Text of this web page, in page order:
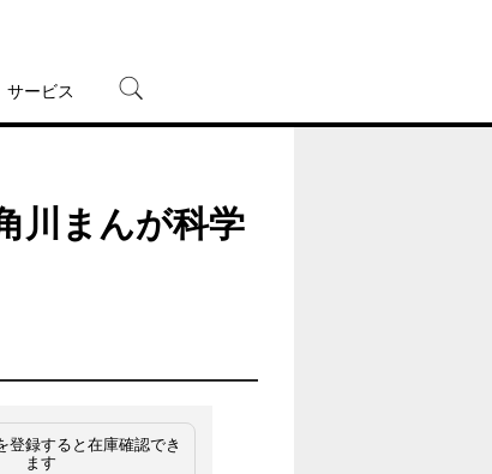
サービス
プレミアムNEXT
川まんが科学
登録すると在庫確認でき
ます